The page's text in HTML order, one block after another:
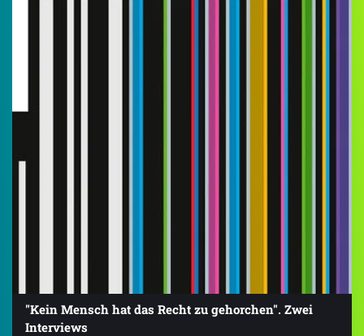
"Kein Mensch hat das Recht zu gehorchen". Zwei
Interviews